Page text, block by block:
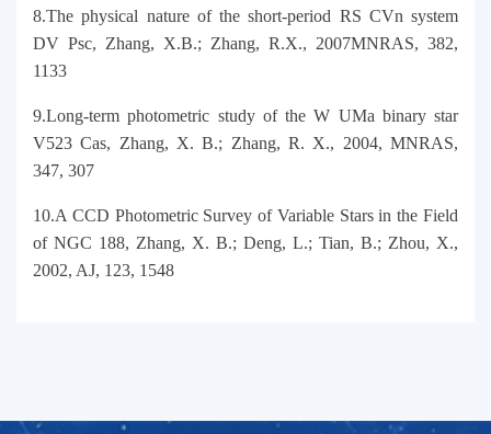
8.The physical nature of the short-period RS CVn system
DV Psc, Zhang, X.B.; Zhang, R.X., 2007MNRAS, 382,
1133
9.Long-term photometric study of the W UMa binary star
V523 Cas, Zhang, X. B.; Zhang, R. X., 2004, MNRAS,
347, 307
10.A CCD Photometric Survey of Variable Stars in the Field
of NGC 188, Zhang, X. B.; Deng, L.; Tian, B.; Zhou, X.,
2002, AJ, 123, 1548